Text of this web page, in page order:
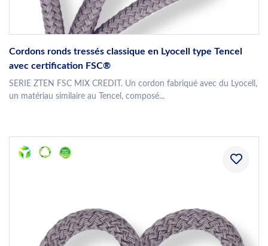
Cordons ronds tressés classique en Lyocell type Tencel
avec certification FSC®
SERIE ZTEN FSC MIX CREDIT. Un cordon fabriqué avec du Lyocell,
un matériau similaire au Tencel, composé...